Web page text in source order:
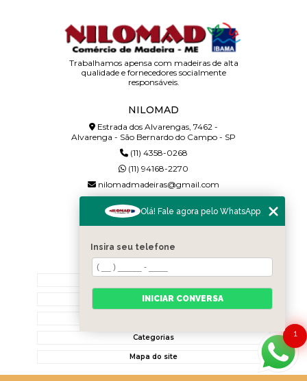
Trabalhamos apensa com madeiras de alta
qualidade e fornecedores socialmente
responsáveis.
NILOMAD
Estrada dos Alvarengas, 7462 -
Alvarenga - São Bernardo do Campo - SP
(11) 4358-0268
(11) 94168-2270
nilomadmadeiras@gmail.com
SIGA-NOS!
MENU
Home
Quem somos
Categorias
Mapa do site
1
Olá! Fale agora pelo WhatsApp
Insira seu telefone
INICIAR CONVERSA